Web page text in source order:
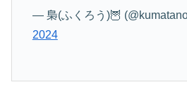
— 梟(ふくろう)🦉
2024